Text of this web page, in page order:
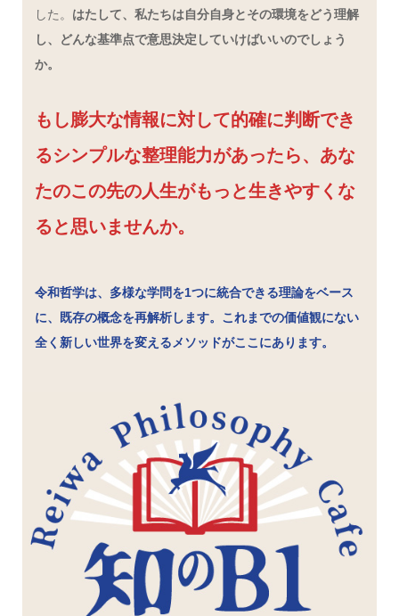
した。 はたして、私たちは自分自身とその環境をどう理解
し、どんな基準点で意思決定していけばいいのでしょう
か。
もし膨大な情報に対して的確に判断でき
るシンプルな整理能力があったら、あな
たのこの先の人生がもっと生きやすくな
ると思いませんか。
令和哲学は、多様な学問を1つに統合できる理論をベース
に、既存の概念を再解析します。これまでの価値観にない
全く新しい世界を変えるメソッドがここにあります。